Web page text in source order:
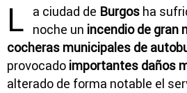
L a ciudad de Burgos ha
noche un incendio de gran
cocheras municipales de
provocado importantes daños
alterado de forma notable el